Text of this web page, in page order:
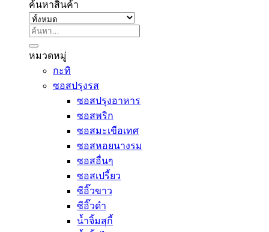
ค้นหาสินค้า
ค้นหา:
หมวดหมู่
กะทิ
ซอสปรุงรส
ซอสปรุงอาหาร
ซอสพริก
ซอสมะเขือเทศ
ซอสหอยนางรม
ซอสอื่นๆ
ซอสเปรี้ยว
ซีอิ๊วขาว
ซีอิ๊วดำ
น้ำจิ้มสุกี้